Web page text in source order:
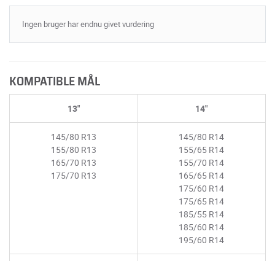
Ingen bruger har endnu givet vurdering
KOMPATIBLE MÅL
13"
145/80 R13
155/80 R13
165/70 R13
175/70 R13
14"
145/80 R14
155/65 R14
155/70 R14
165/65 R14
175/60 R14
175/65 R14
185/55 R14
185/60 R14
195/60 R14